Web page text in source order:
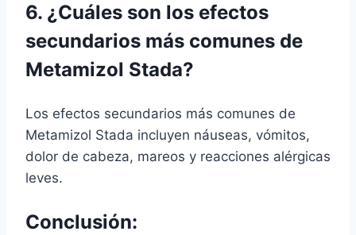
6. ¿Cuáles son los efectos
secundarios más comunes de
Metamizol Stada?
Los efectos secundarios más comunes de
Metamizol Stada incluyen náuseas, vómitos,
dolor de cabeza, mareos y reacciones alérgicas
leves.
Conclusión: